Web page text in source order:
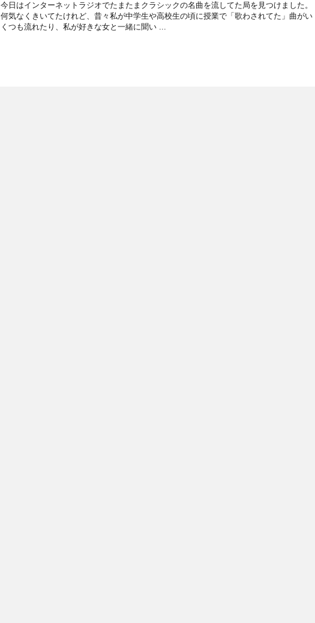
今日はインターネットラジオでたまたまクラシックの名曲を流してた局を見つけました。
何気なくきいてたけれど、昔々私が中学生や高校生の頃に授業で「歌わされてた」曲がい
くつも流れたり、私が好きな女と一緒に聞い ...